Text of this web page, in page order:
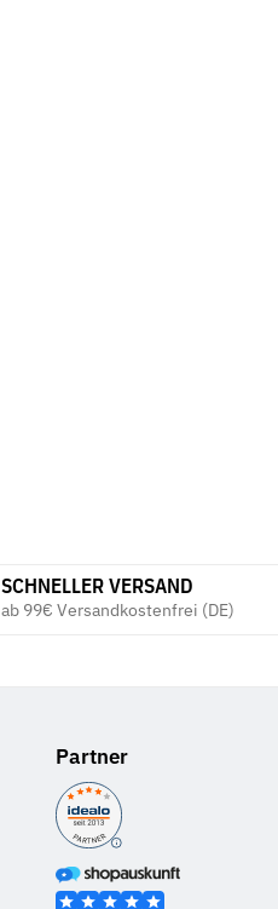
SCHNELLER VERSAND
ab 99€ Versandkostenfrei (DE)
Partner